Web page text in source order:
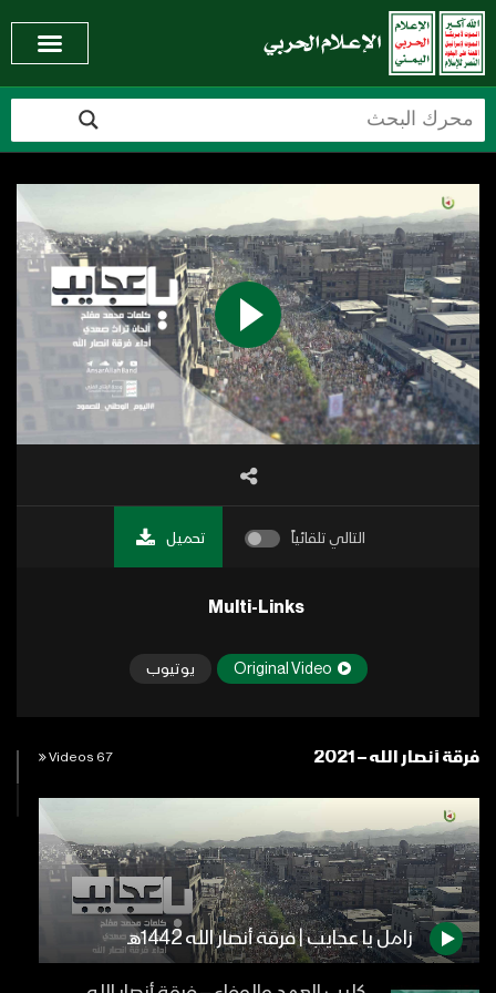
التالي تلقائياً تحميل
Multi-Links
Original Video يوتيوب
فرقة أنصار الله – 2021 67 Videos
زامل يا عجايب | فرقة أنصار الله 1442هـ